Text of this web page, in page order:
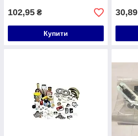
102,95 ₴
Купити
30,89